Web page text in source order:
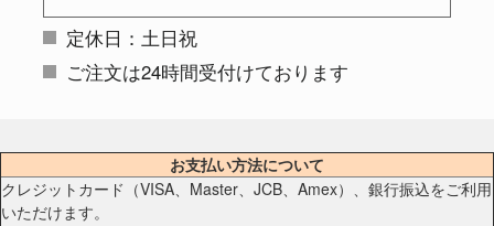
定休日：土日祝
ご注文は24時間受付けております
お支払い方法について
クレジットカード（VISA、Master、JCB、Amex）、銀行振込をご利用
いただけます。